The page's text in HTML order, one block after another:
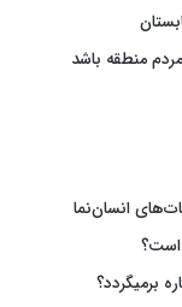
منطقه باشد
انسان‌نما
است؟
برمیگردد؟